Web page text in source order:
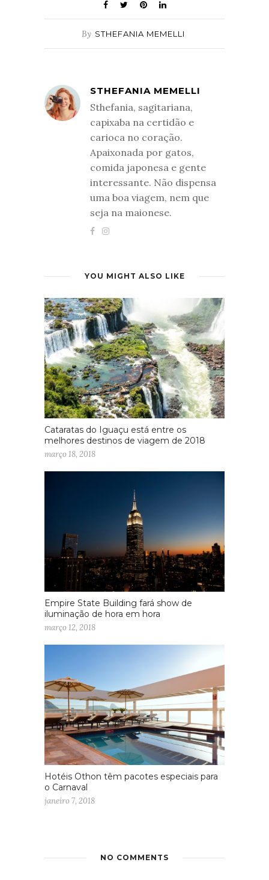
By STHEFANIA MEMELLI
STHEFANIA MEMELLI
Sthefania, sagitariana,
capixaba na certidão e
carioca no coração.
Apaixonada por gatos,
comida japonesa e gente
interessante. Não dispensa
uma boa viagem, nem que
seja na maionese.
YOU MIGHT ALSO LIKE
Cataratas do Iguaçu está entre os
melhores destinos de viagem de 2018
março 18, 2018
Empire State Building fará show de
iluminação de hora em hora
março 12, 2018
Hotéis Othon têm pacotes especiais para
o Carnaval
janeiro 7, 2018
NO COMMENTS